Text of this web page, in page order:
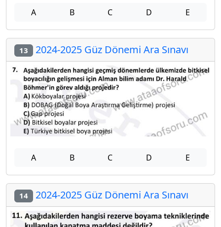
A B C D E
13 2024-2025 Güz Dönemi Ara Sınavı
A B C D E
14 2024-2025 Güz Dönemi Ara Sınavı